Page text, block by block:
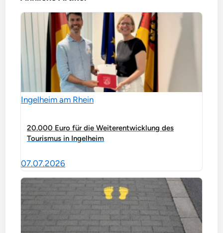
Ingelheim am Rhein
20.000 Euro für die Weiterentwicklung des
Tourismus in Ingelheim
07.07.2026